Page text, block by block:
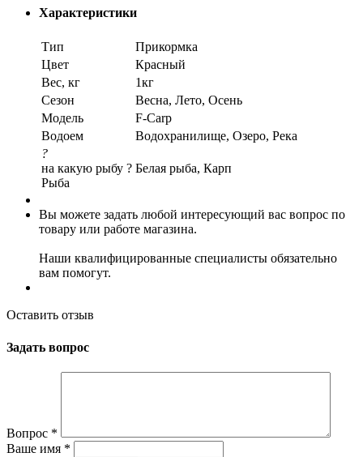
Характеристики
Тип
Прикормка
Цвет
Красный
Вес, кг
1кг
Сезон
Весна, Лето, Осень
Модель
F-Carp
Водоем
Водохранилище, Озеро, Река
?
на какую рыбу ?
Рыба
Белая рыба, Карп
Вы можете задать любой интересующий вас вопрос по
товару или работе магазина.
Наши квалифицированные специалисты обязательно
вам помогут.
Оставить отзыв
Задать вопрос
Вопрос *
Ваше имя *